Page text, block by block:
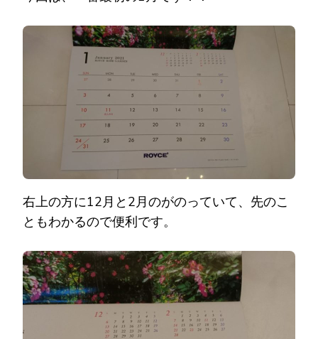
右上の方に12月と2月のがのっていて、先のこ
ともわかるので便利です。